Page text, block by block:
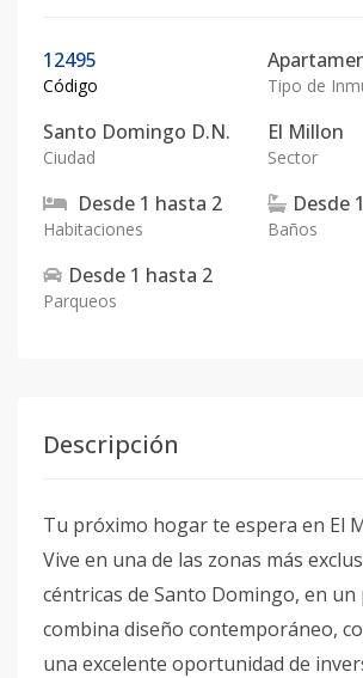
12495
Código Tipo de
Santo Domingo D.N.
Ciudad
El Millon
Sector
Desde 1 hasta 2
Habitaciones
Desde 1
Baños
Desde 1 hasta 2
Parqueos
Descripción
Tu próximo hogar te espera en El
Vive en una de las zonas más
céntricas de Santo Domingo, en
combina diseño contemporáneo,
una excelente oportunidad de